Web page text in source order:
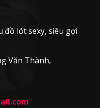
đồ lót sexy, siêu gợi
Văn Thành,